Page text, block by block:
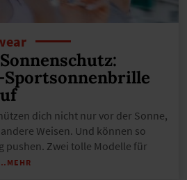
dich nicht nur vor der Sonne,
Weisen. Und können so
pushen. Zwei tolle Modelle für